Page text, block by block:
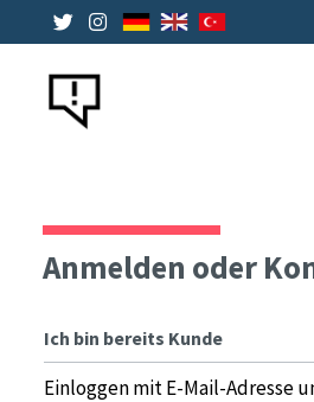
springen
Anmelden oder
Ich bin bereits Kunde
Einloggen mit E-Mail-Adresse